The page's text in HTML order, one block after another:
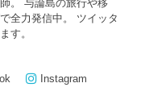
。 与論島の旅行や移
全力発信中。 ツイッタ
す。
Instagram